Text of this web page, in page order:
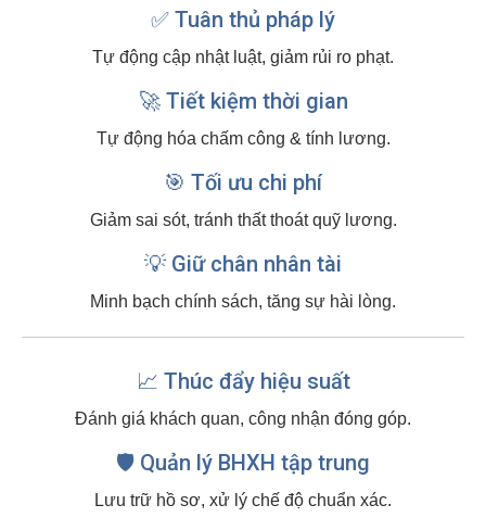
✅ Tuân thủ pháp lý
Tự động cập nhật luật, giảm rủi ro phạt.
🚀 Tiết kiệm thời gian
Tự động hóa chấm công & tính lương.
🎯 Tối ưu chi phí
Giảm sai sót, tránh thất thoát quỹ lương.
💡 Giữ chân nhân tài
Minh bạch chính sách, tăng sự hài lòng.
📈 Thúc đẩy hiệu suất
Đánh giá khách quan, công nhận đóng góp.
🛡️ Quản lý BHXH tập trung
Lưu trữ hồ sơ, xử lý chế độ chuẩn xác.